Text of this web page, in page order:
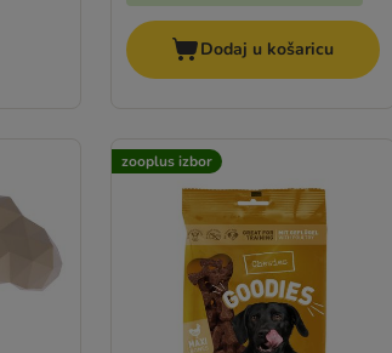
Dodaj u košaricu
zooplus izbor